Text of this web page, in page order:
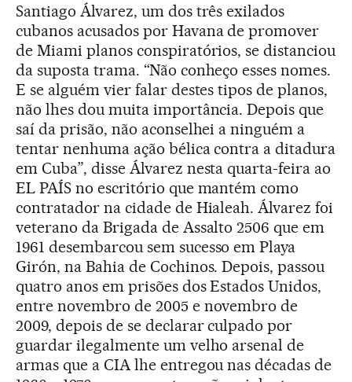
Santiago Álvarez, um dos três exilados
cubanos acusados por Havana de promover
de Miami planos conspiratórios, se distanciou
da suposta trama. “Não conheço esses nomes.
E se alguém vier falar destes tipos de planos,
não lhes dou muita importância. Depois que
saí da prisão, não aconselhei a ninguém a
tentar nenhuma ação bélica contra a ditadura
em Cuba”, disse Álvarez nesta quarta-feira ao
EL PAÍS no escritório que mantém como
contratador na cidade de Hialeah. Álvarez foi
veterano da Brigada de Assalto 2506 que em
1961 desembarcou sem sucesso em Playa
Girón, na Bahia de Cochinos. Depois, passou
quatro anos em prisões dos Estados Unidos,
entre novembro de 2005 e novembro de
2009, depois de se declarar culpado por
guardar ilegalmente um velho arsenal de
armas que a CIA lhe entregou nas décadas de